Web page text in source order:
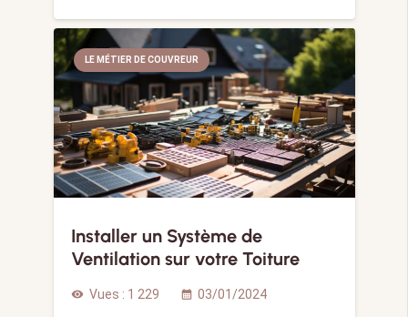
LE MÉTIER DE COUVREUR
Installer un Système de
Ventilation sur votre Toiture
visibility Vues : 1 229 calendar_month 03/01/2024